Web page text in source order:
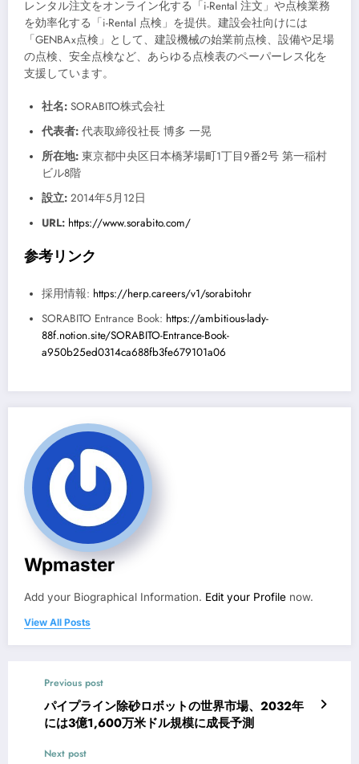
レンタル注文をオンライン化する「i-Rental 注文」や点検業務
を効率化する「i-Rental 点検」を提供。建設会社向けには
「GENBAx点検」として、建設機械の始業前点検、設備や足場
の点検、安全点検など、あらゆる点検表のペーパーレス化を
支援しています。
社名: SORABITO株式会社
代表者: 代表取締役社長 博多 一晃
所在地: 東京都中央区日本橋茅場町1丁目9番2号 第一稲村
ビル8階
設立: 2014年5月12日
URL: https://www.sorabito.com/
参考リンク
採用情報: https://herp.careers/v1/sorabitohr
SORABITO Entrance Book: https://ambitious-lady-
88f.notion.site/SORABITO-Entrance-Book-
a950b25ed0314ca688fb3fe679101a06
Wpmaster
Add your Biographical Information. Edit your Profile now.
View All Posts
Previous post
パイプライン除砂ロボットの世界市場、2032年
には3億1,600万米ドル規模に成長予測
Next post